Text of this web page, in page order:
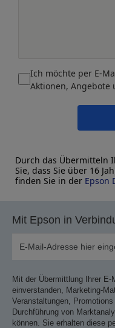
Ich möchte per E-
Aktionen, Angebote
Durch das Übermitteln
Sie, dass Sie über 16
finden Sie in der Epson
Mit Epson in
Mit der Übermittlung Ihrer
einverstanden, Marketing-
Veranstaltungen,
Durchführung von
können. Sie erhalten diese